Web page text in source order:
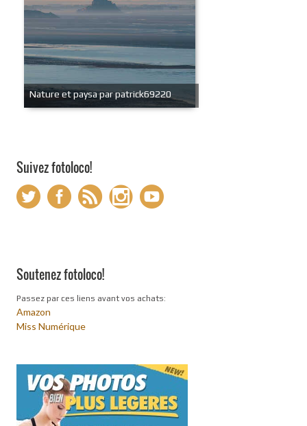
Nature et paysa par patrick69220
Suivez fotoloco!
Soutenez fotoloco!
Passez par ces liens avant vos achats:
Amazon
Miss Numérique